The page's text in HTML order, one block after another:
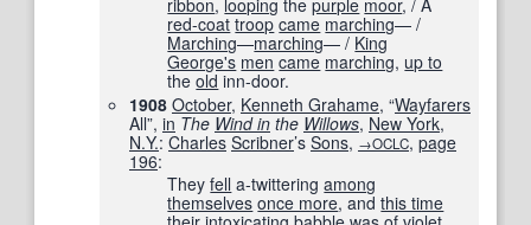
ribbon, looping thepurple moor, / A
red-coat troop came marching— /
Marching—marching— / King
George's men came marching, up to
theold inn-door.
1908 October, Kenneth Grahame, “Wayfarers
All”, in The Wind in the Willows, New York,
N.Y.: Charles Scribner’s Sons, →OCLC, page
196:
Theyfell a-twitteringamong
themselves once more, andthis time